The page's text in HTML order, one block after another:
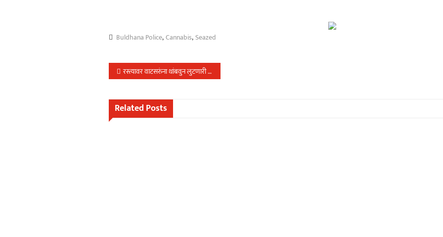
Buldhana Police,Cannabis,Seazed
Post
navigation
रस्त्यावर वाटसरुंना थांबवुन लुटणारी टोळी पुणे ग्रामीण पोलिसांचे ताब्यात…
Related Posts